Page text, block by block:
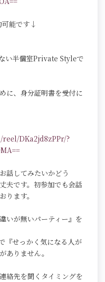
能です↓
い半個室Private Styleで
に、身分証明書を受付に
DKa2jd8zPPr/?
話してみたいかどう
夫です。初参加でも会話
ります。
いが無いパーティー』を
『せっかく気になる人が
ありません。
絡先を聞くタイミングを